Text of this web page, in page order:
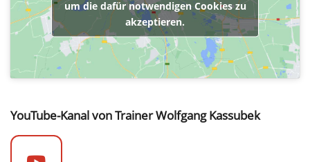
um die dafür notwendigen Cookies zu
akzeptieren.
YouTube-Kanal von Trainer Wolfgang Kassubek